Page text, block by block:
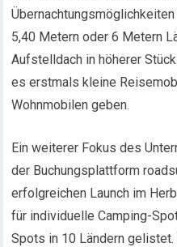
5,40 Metern oder 6 Metern
Aufstelldach in höherer
es erstmals kleine
Wohnmobilen geben.
Ein weiterer Fokus des
der Buchungsplattform
erfolgreichen Launch im
für individuelle Camping-
Spots in 10 Ländern